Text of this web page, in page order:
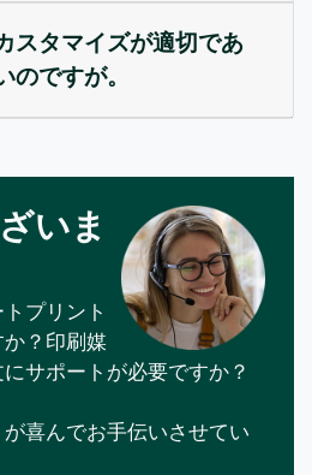
スタマイズが適切であ
のですが。
いま
プリント
？印刷媒
サポートが必要ですか？
喜んでお手伝いさせてい